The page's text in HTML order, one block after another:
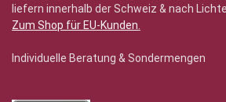
liefern innerhalb der Schweiz & nach
Zum Shop für EU-Kunden.
Individuelle Beratung & Sondermengen